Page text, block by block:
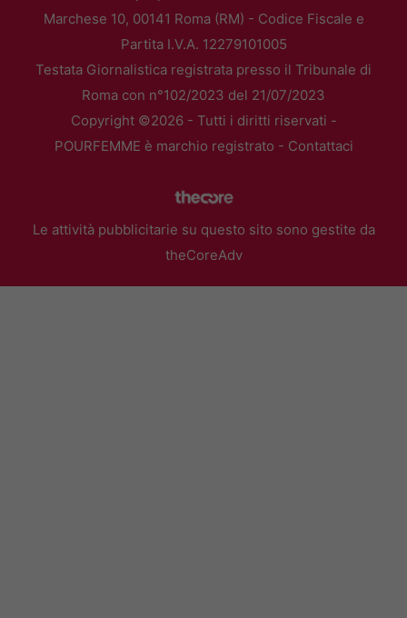
Marchese 10, 00141 Roma (RM) - Codice Fiscale e
Partita I.V.A. 12279101005
Testata Giornalistica registrata presso il Tribunale di
Roma con n°102/2023 del 21/07/2023
Copyright ©2026 - Tutti i diritti riservati -
POURFEMME è marchio registrato - Contattaci
Le attività pubblicitarie su questo sito sono gestite da
theCoreAdv